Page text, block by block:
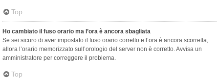
Top
Ho cambiato il fuso orario ma l’ora è ancora sbagliata
Se sei sicuro di aver impostato il fuso orario corretto e l’ora è ancora scorretta,
allora l’orario memorizzato sull’orologio del server non è corretto. Avvisa un
amministratore per correggere il problema.
Top